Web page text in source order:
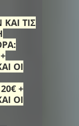
ΤΙΣ
ΟΙ
+
ΟΙ